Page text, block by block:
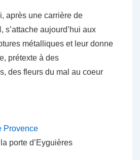
après une carrière de
s’attache aujourd’hui aux
métalliques et leur donne
prétexte à des
des fleurs du mal au coeur
Provence
porte d’Eyguières